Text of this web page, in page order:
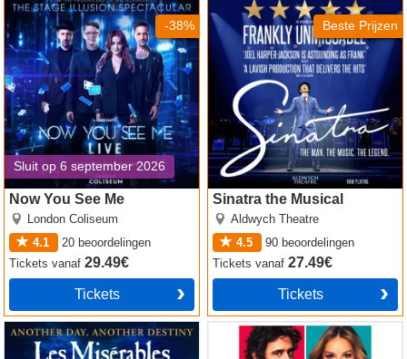
-38%
Sluit op 6 september 2026
Now You See Me
London Coliseum
4.1
20 beoordelingen
Ticketsvanaf29.49€
Tickets
Beste Prijzen
Sinatra the Musical
Aldwych Theatre
4.5
90 beoordelingen
Ticketsvanaf27.49€
Tickets
Les Miserables The Truth